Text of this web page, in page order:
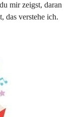
mir zeigst, daran
das verstehe ich.